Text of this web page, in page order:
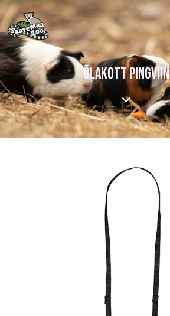
ÕLAKOTT PINGVIIN